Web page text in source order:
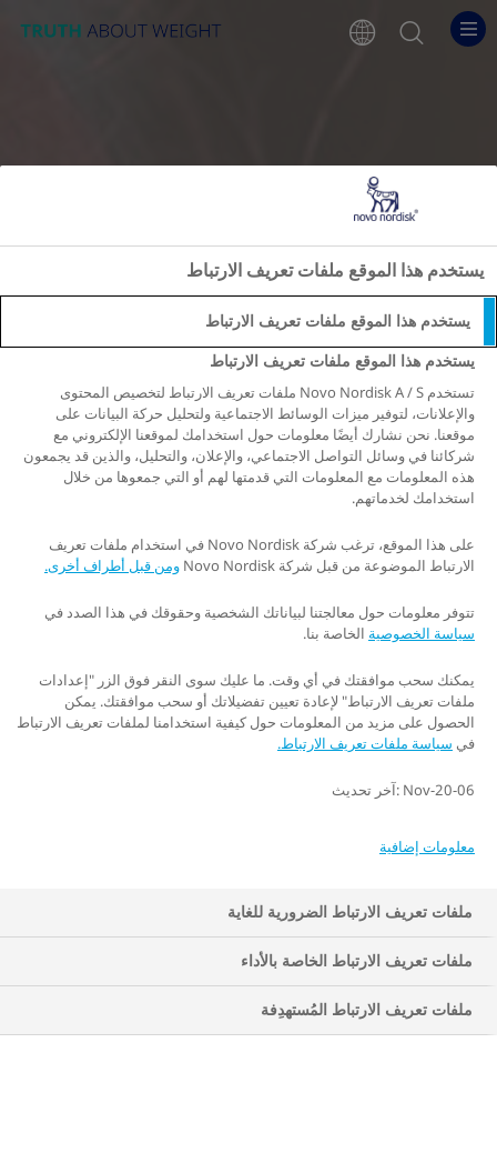
view list of
يستخدم هذا الموقع ملفات تعريف الارتباط
يستخدم هذا الموقع ملفات تعريف الارتباط
يستخدم هذا الموقع ملفات تعريف الارتباط
تستخدم Novo Nordisk A / S ملفات تعريف الارتباط لتخصيص المحتوى
والإعلانات، لتوفير ميزات الوسائط الاجتماعية ولتحليل حركة البيانات على
موقعنا. نحن نشارك أيضًا معلومات حول استخدامك لموقعنا الإلكتروني مع
شركائنا في وسائل التواصل الاجتماعي، والإعلان، والتحليل، والذين قد يجمعون
هذه المعلومات مع المعلومات التي قدمتها لهم أو التي جمعوها من خلال
استخدامك لخدماتهم.
على هذا الموقع، ترغب شركة Novo Nordisk في استخدام ملفات تعريف
الارتباط الموضوعة من قبل شركة Novo Nordisk
ومن قبل أطراف أخرى.
تتوفر معلومات حول معالجتنا لبياناتك الشخصية وحقوقك في هذا الصدد في
سياسة الخصوصية الخاصة بنا.
يمكنك سحب موافقتك في أي وقت. ما عليك سوى النقر فوق الزر "إعدادات
ملفات تعريف الارتباط" لإعادة تعيين تفضيلاتك أو سحب موافقتك. يمكن
الحصول على مزيد من المعلومات حول كيفية استخدامنا لملفات تعريف الارتباط
في سياسة ملفات تعريف الارتباط.
06-Nov-20 :آخر تحديث
معلومات إضافية
ملفات تعريف الارتباط الضرورية للغاية
ملفات تعريف الارتباط الخاصة بالأداء
ملفات تعريف الارتباط المُستهدِفة